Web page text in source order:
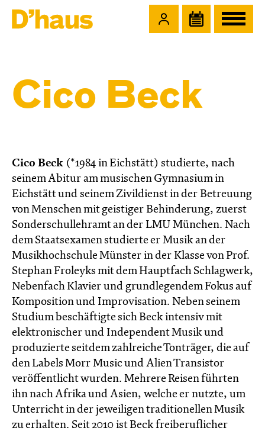
Cico Beck
Cico Beck (*1984 in Eichstätt) studierte, nach
seinem Abitur am musischen Gymnasium in
Eichstätt und seinem Zivildienst in der Betreuung
von Menschen mit geistiger Behinderung, zuerst
Sonderschullehramt an der LMU München. Nach
dem Staatsexamen studierte er Musik an der
Musikhochschule Münster in der Klasse von Prof.
Stephan Froleyks mit dem Hauptfach Schlagwerk,
Nebenfach Klavier und grundlegendem Fokus auf
Komposition und Improvisation. Neben seinem
Studium beschäftigte sich Beck intensiv mit
elektronischer und Independent Musik und
produzierte seitdem zahlreiche Tonträger, die auf
den Labels Morr Music und Alien Transistor
veröffentlicht wurden. Mehrere Reisen führten
ihn nach Afrika und Asien, welche er nutzte, um
Unterricht in der jeweiligen traditionellen Musik
zu erhalten. Seit 2010 ist Beck freiberuflicher